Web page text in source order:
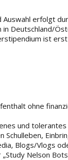
Auswahl erfolgt
Deutschland/Ö
tipendium ist erst
ohne
und
Schulleben,
Blogs/Vlogs
Nelson